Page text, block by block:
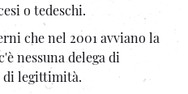
o tedeschi.
che nel 2001 avviano la
nessuna delega di
di legittimità.